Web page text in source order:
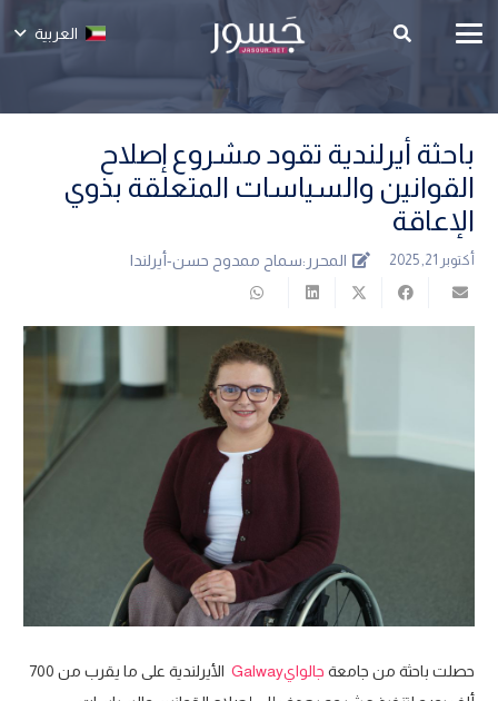
العربية
باحثة أيرلندية تقود مشروع إصلاح
القوانين والسياسات المتعلقة بذوي
الإعاقة
أكتوبر 21, 2025 المحرر:سماح ممدوح حسن-أيرلندا
حصلت باحثة من جامعة جالوايGalway
الأيرلندية على ما يقرب من 700